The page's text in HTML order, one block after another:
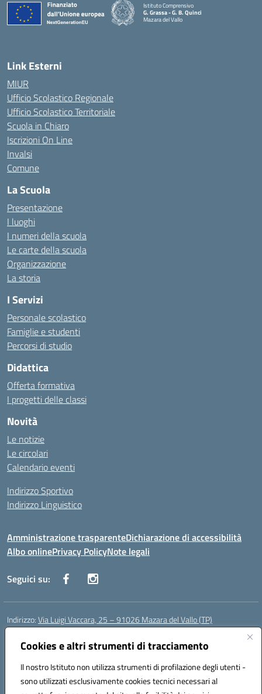
Cookies e altri strumenti di tracciamento
Il nostro Istituto non utilizza strumenti di profilazione degli utenti -
sono utilizzati esclusivamente cookies tecnici necessari al
Istituto Comprensivo
G. Grassa - G. B. Quinci
Mazara del Vallo
Link Esterni
MIUR
Ufficio Scolastico Regionale
Ufficio Scolastico Territoriale
Scuola in Chiaro
Iscrizioni On Line
Invalsi
Comune
La Scuola
Presentazione
I luoghi
I numeri della scuola
Le carte della scuola
Organizzazione
La storia
I Servizi
Personale scolastico
Famiglie e studenti
Percorsi di studio
Didattica
Offerta formativa
I progetti delle classi
Novità
Le notizie
Le circolari
Calendario eventi
Indirizzo Sportivo
Indirizzo Linguistico
Amministrazione trasparenteDichiarazione di accessibilità
Albo onlinePrivacy PolicyNote legali
Seguici su:
Indirizzo:Via Luigi Vaccara, 25 – 91026 Mazara del Vallo (TP)
Centralino:
Posta elettronica certificata (PEC):tpic843007@pec.istruzione.it
Codice fiscale: 91036660818
Codice meccanografico:tpic843007
Codice Indice delle Pubbliche Amministrazioni (IPA): icggp